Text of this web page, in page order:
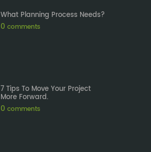
What Planning Process Needs?
0 comments
7 Tips To Move Your Project
More Forward.
0 comments